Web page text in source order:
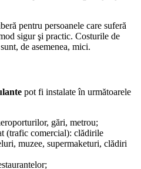
pentru persoanele care suferă
sigur şi practic. Costurile de
de asemenea, mici.
pot fi instalate în următoarele
gări, metrou;
(trafic comercial): clădirile
muzee, supermaketuri, clădiri